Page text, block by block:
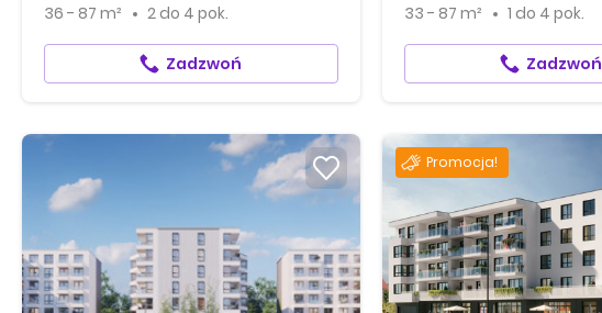
36 - 87 m² 2 do 4 pok.
Zadzwoń
33 - 87 m² 1 do 4 pok.
Zadzwoń
Promocja!